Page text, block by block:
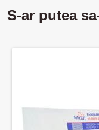
S-ar putea